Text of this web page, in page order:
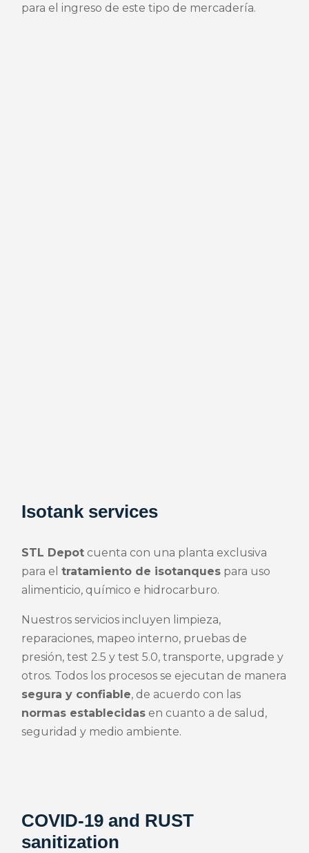
para el ingreso de este tipo de mercadería.
Isotank services
STL Depot cuenta con una planta exclusiva
para eltratamiento de isotanques para uso
alimenticio, químico e hidrocarburo.
Nuestros servicios incluyen limpieza,
reparaciones, mapeo interno, pruebas de
presión, test 2.5 y test 5.0, transporte, upgrade y
otros. Todos los procesos se ejecutan de manera
segura y confiable, de acuerdo con las
normas establecidas en cuanto a de salud,
seguridad y medio ambiente.
COVID-19 and RUST
sanitization